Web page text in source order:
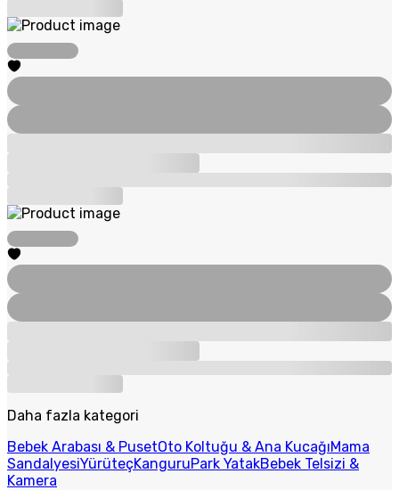
Daha fazla kategori
Bebek Arabası & PusetOto Koltuğu & Ana KucağıMama
SandalyesiYürüteçKanguruPark YatakBebek Telsizi &
Kamera